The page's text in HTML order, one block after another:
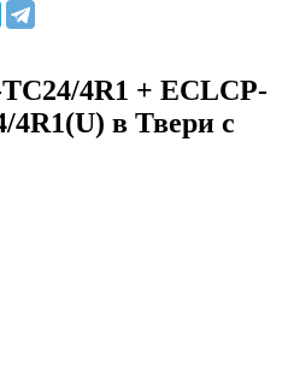
4R1 + ECLCP-
4R1(U) в Твери с